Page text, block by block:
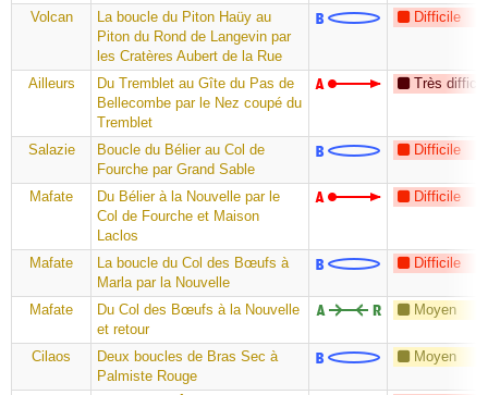
Volcan
La boucle du Piton Haüy au
Piton du Rond de Langevin par
les Cratères Aubert de la Rue
Difficile
Ailleurs
Du Tremblet au Gîte du Pas de
Bellecombe par le Nez coupé du
Tremblet
Très
Salazie
Boucle du Bélier au Col de
Fourche par Grand Sable
Difficile
Mafate
Du Bélier à la Nouvelle par le
Col de Fourche et Maison
Laclos
Difficile
Mafate
La boucle du Col des Bœufs à
Marla par la Nouvelle
Difficile
Mafate
Du Col des Bœufs à la Nouvelle
et retour
Moyen
Cilaos
Deux boucles de Bras Sec à
Palmiste Rouge
Moyen